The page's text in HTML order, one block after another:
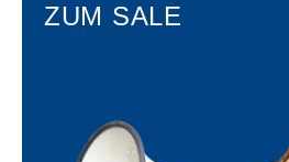
ZUM SALE